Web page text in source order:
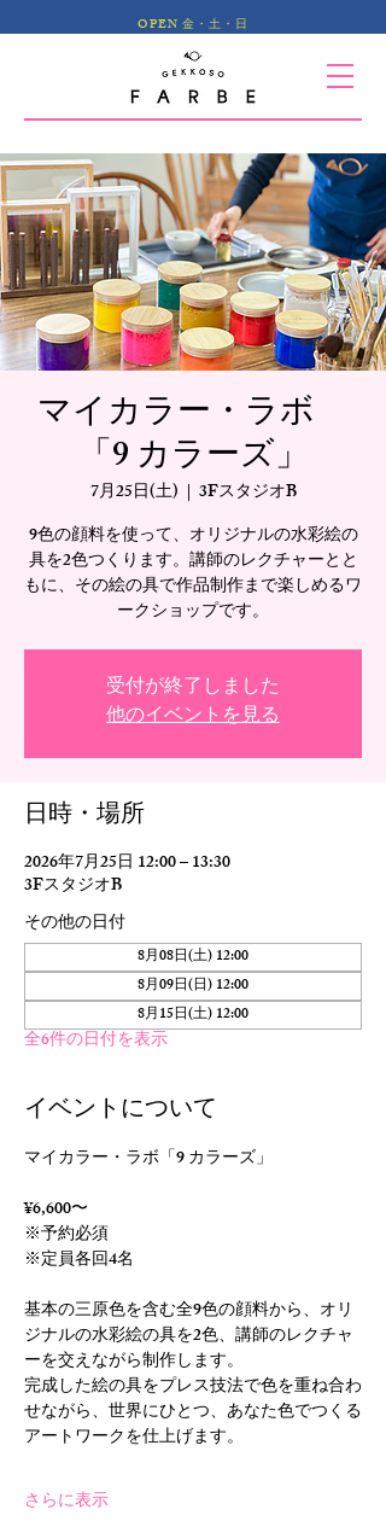
OPEN 金・土・日
マイカラー・ラボ
「9 カラーズ」
7月25日(土)
  |
3FスタジオB
9色の顔料を使って、オリジナルの水彩絵の
具を2色つくります。講師のレクチャーとと
もに、その絵の具で作品制作まで楽しめるワ
ークショップです。
受付が終了しました
他のイベントを見る
日時・場所
2026年7月25日 12:00 – 13:30
3FスタジオB
その他の日付
8月08日(土) 12:00
8月09日(日) 12:00
8月15日(土) 12:00
全6件の日付を表示
イベントについて
マイカラー・ラボ「9 カラーズ」
¥6,600〜
※予約必須
※定員各回4名
基本の三原色を含む全9色の顔料から、オリ
ジナルの水彩絵の具を2色、講師のレクチャ
ーを交えながら制作します。
完成した絵の具をプレス技法で色を重ね合わ
せながら、世界にひとつ、あなた色でつくる
アートワークを仕上げます。
さらに表示